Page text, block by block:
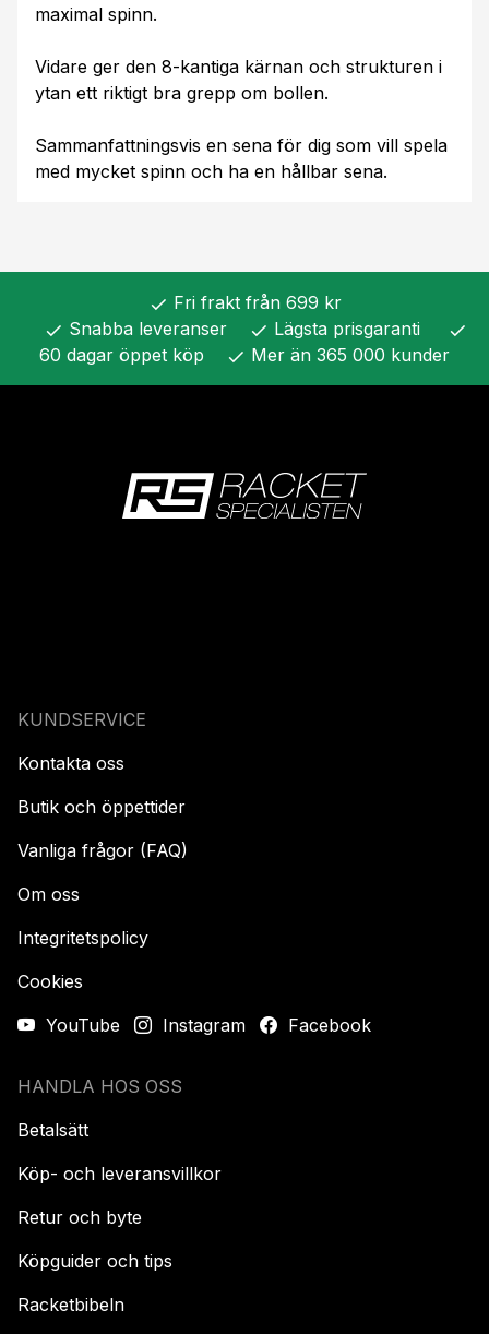
maximal spinn.
Vidare ger den 8-kantiga kärnan och strukturen i
ytan ett riktigt bra grepp om bollen.
Sammanfattningsvis en sena för dig som vill spela
med mycket spinn och ha en hållbar sena.
check Fri frakt från 699 kr
check Snabba leveranser check Lägsta prisgaranti check
60 dagar öppet köp check Mer än 365 000 kunder
KUNDSERVICE
Kontakta oss
Butik och öppettider
Vanliga frågor (FAQ)
Om oss
Integritetspolicy
Cookies
YouTube
Instagram Facebook
HANDLA HOS OSS
Betalsätt
Köp- och leveransvillkor
Retur och byte
Köpguider och tips
Racketbibeln